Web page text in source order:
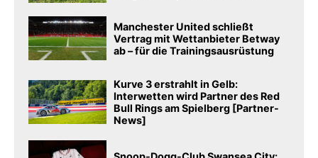
Manchester United schließt
Vertrag mit Wettanbieter Betway
ab – für die Trainingsausrüstung
Kurve 3 erstrahlt in Gelb:
Interwetten wird Partner des Red
Bull Rings am Spielberg [Partner-
News]